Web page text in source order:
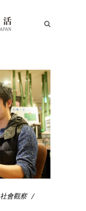
社會觀察